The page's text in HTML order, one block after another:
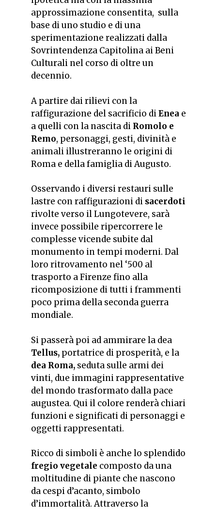
approssimazione consentita, sulla
base di uno studio e di una
sperimentazione realizzati dalla
Sovrintendenza Capitolina ai Beni
Culturali nel corso di oltre un
decennio.
A partire dai rilievi con la
raffigurazione del sacrificio diEnea e
a quelli con la nascita di Romolo e
Remo, personaggi, gesti, divinità e
animali illustreranno le origini di
Roma e della famiglia di Augusto.
Osservando i diversi restauri sulle
lastre con raffigurazioni di sacerdoti
rivolte verso il Lungotevere, sarà
invece possibile ripercorrere le
complesse vicende subite dal
monumento in tempi moderni. Dal
loro ritrovamento nel ‘500 al
trasporto a Firenze fino alla
ricomposizione di tutti i frammenti
poco prima della seconda guerra
mondiale.
Si passerà poi ad ammirare la dea
Tellus, portatrice di prosperità, e la
dea Roma, seduta sulle armi dei
vinti, due immagini rappresentative
del mondo trasformato dalla pace
augustea. Qui il colore renderà chiari
funzioni e significati di personaggi e
oggetti rappresentati.
Ricco di simboli è anche lo splendido
fregio vegetale composto da una
moltitudine di piante che nascono
da cespi d’acanto, simbolo
d’immortalità. Attraverso la